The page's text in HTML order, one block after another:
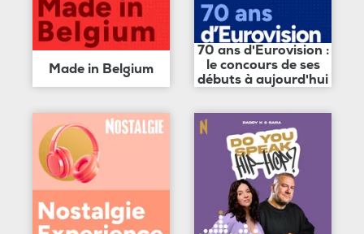
Made in Belgium
70 ans d'Eurovision :
le concours de ses
débuts à aujourd'hui